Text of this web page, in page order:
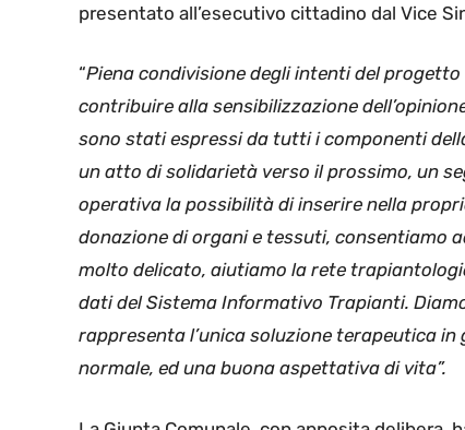
presentato all’esecutivo cittadino dal Vice
“Piena condivisione degli intenti del progetto
contribuire alla sensibilizzazione
sono stati espressi da tutti i componenti
un atto di solidarietà verso il prossimo, un
operativa la possibilità di inserire nella
donazione di organi e tessuti, consentiamo
molto delicato, aiutiamo la rete
dati del Sistema Informativo Trapianti.
rappresenta l’unica soluzione terapeutica
normale, ed una buona aspettativa di vita”.